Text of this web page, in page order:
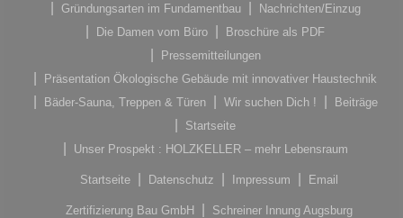
Gründungsarten im Fundamentbau
Nachrichten/Einzug
Die Damen vom Büro
Broschüre als PDF
Pressemitteilungen
Präsentation Ökologische Gebäude mit innovativer Haustechnik
Bäder-Sauna, Treppen & Türen
Wir suchen Dich !
Beiträge
Startseite
Unser Prospekt : HOLZKELLER – mehr Lebensraum
Startseite Datenschutz Impressum Email
Zertifizierung Bau GmbH Schreiner Innung Augsburg